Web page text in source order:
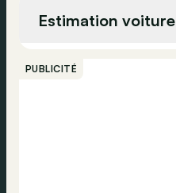
Direction assistée
Estimation voiture
PUBLICITÉ